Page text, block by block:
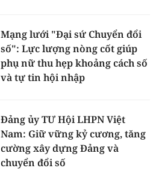
Mạng lưới "Đại sứ Chuyển đổi
số": Lực lượng nòng cốt giúp
phụ nữ thu hẹp khoảng cách số
và tự tin hội nhập
Đảng ủy TƯ Hội LHPN Việt
Nam: Giữ vững kỷ cương, tăng
cường xây dựng Đảng và
chuyển đổi số